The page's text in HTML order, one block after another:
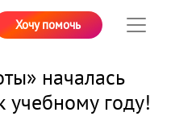
Хочу помочь
началась
учебному году!